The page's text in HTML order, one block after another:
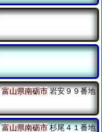
富山県南砺市岩安９９番地
富山県南砺市杉尾４１番地